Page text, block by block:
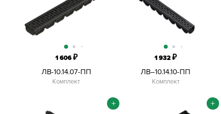
1 606₽
ЛВ-10.14.07-ПП
Комплект
1 932₽
ЛВ–10.14.10-ПП
Комплект
+ +